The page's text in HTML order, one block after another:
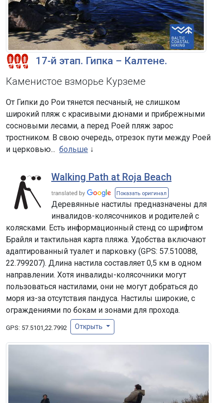
17-й этап. Гипка – Калтене.
Каменистое взморье Курземе
От Гипки до Рои тянется песчаный, не слишком
широкий пляж с красивыми дюнами и прибрежными
сосновыми лесами, а перед Роей пляж зарос
тростником. В свою очередь, отрезок пути между Роей
и церковью... больше
Walking Path at Roja Beach
Показать оригинал
Деревянные настилы предназначены для
инвалидов-колясочников и родителей с
колясками. Есть информационный стенд со шрифтом
Брайля и тактильная карта пляжа. Удобства включают
адаптированный туалет и парковку (GPS: 57.510088,
22.799207). Длина настила составляет 0,5 км в одном
направлении. Хотя инвалиды-колясочники могут
пользоваться настилами, они не могут добраться до
моря из-за отсутствия пандуса. Настилы широкие, с
ограждениями по бокам и зонами для прохода.
GPS: 57.5101,22.7992 Открыть